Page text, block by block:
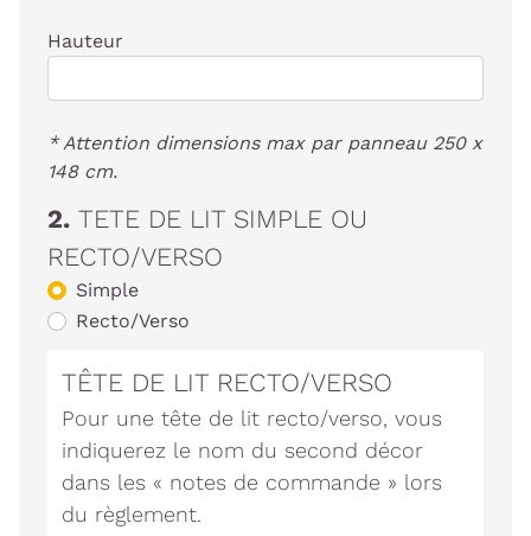
Hauteur
* Attention dimensions max par panneau 250 x
148 cm.
2. TETE DE LIT SIMPLE OU
RECTO/VERSO
Simple
Recto/Verso
TÊTE DE LIT RECTO/VERSO
Pour une tête de lit recto/verso, vous
indiquerez le nom du second décor
dans les « notes de commande » lors
du règlement.